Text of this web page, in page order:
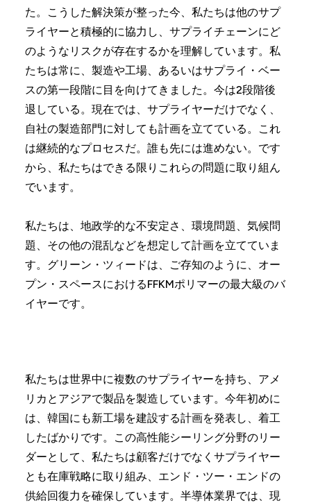
た。こうした解決策が整った今、私たちは他のサプ
ライヤーと積極的に協力し、サプライチェーンにど
のようなリスクが存在するかを理解しています。私
たちは常に、製造や工場、あるいはサプライ・ベー
スの第一段階に目を向けてきました。今は2段階後
退している。現在では、サプライヤーだけでなく、
自社の製造部門に対しても計画を立てている。これ
は継続的なプロセスだ。誰も先には進めない。です
から、私たちはできる限りこれらの問題に取り組ん
でいます。
私たちは、地政学的な不安定さ、環境問題、気候問
題、その他の混乱などを想定して計画を立てていま
す。グリーン・ツィードは、ご存知のように、オー
プン・スペースにおけるFFKMポリマーの最大級のバ
イヤーです。
私たちは世界中に複数のサプライヤーを持ち、アメ
リカとアジアで製品を製造しています。今年初めに
は、韓国にも新工場を建設する計画を発表し、着工
したばかりです。この高性能シーリング分野のリー
ダーとして、私たちは顧客だけでなくサプライヤー
とも在庫戦略に取り組み、エンド・ツー・エンドの
供給回復力を確保しています。半導体業界では、現